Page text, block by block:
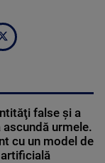
false şi a
urmele.
cu un model de